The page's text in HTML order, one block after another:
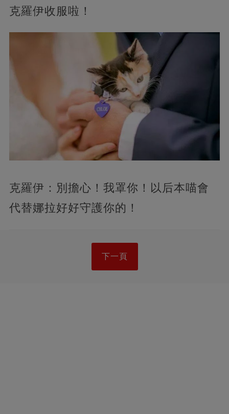
克羅伊收服啦！
克羅伊：別擔心！我罩你！以后本喵會
代替娜拉好好守護你的！
下一頁